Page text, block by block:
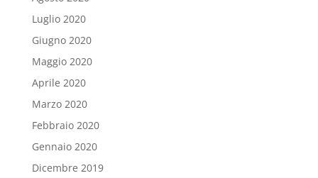
Luglio 2020
Giugno 2020
Maggio 2020
Aprile 2020
Marzo 2020
Febbraio 2020
Gennaio 2020
Dicembre 2019